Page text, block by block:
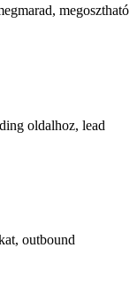
megosztható
oldalhoz, lead
outbound